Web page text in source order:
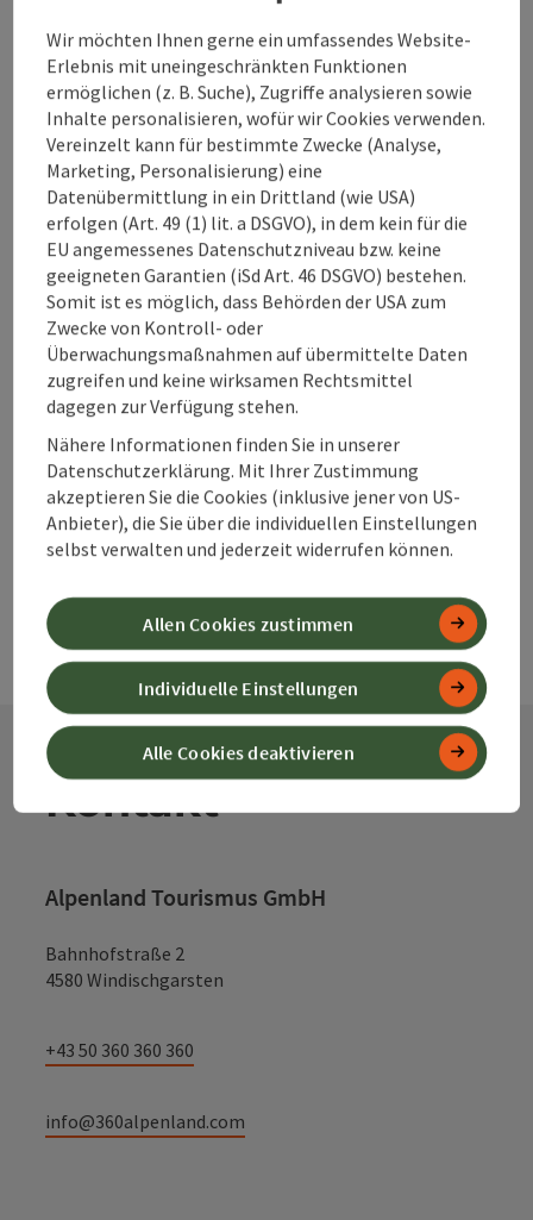
Eignung
Barrierefreiheit
Beitrag merken
zum Merkzettel
PDF erstellen
In der Nähe
powered byTOURDATA Änderung vorschlagen
Kontakt
Alpenland Tourismus GmbH
Bahnhofstraße 2
4580 Windischgarsten
+43 50 360 360 360
info@360alpenland.com
Wir möchten Ihnen gerne ein umfassendes Website-
Erlebnis mit uneingeschränkten Funktionen
ermöglichen (z. B. Suche), Zugriffe analysieren sowie
Inhalte personalisieren, wofür wir Cookies verwenden.
Vereinzelt kann für bestimmte Zwecke (Analyse,
Marketing, Personalisierung) eine
Datenübermittlung in ein Drittland (wie USA)
erfolgen (Art. 49 (1) lit. a DSGVO), in dem kein für die
EU angemessenes Datenschutzniveau bzw. keine
geeigneten Garantien (iSd Art. 46 DSGVO) bestehen.
Somit ist es möglich, dass Behörden der USA zum
Zwecke von Kontroll- oder
Überwachungsmaßnahmen auf übermittelte Daten
zugreifen und keine wirksamen Rechtsmittel
dagegen zur Verfügung stehen.
Nähere Informationen finden Sie in unserer
Datenschutzerklärung. Mit Ihrer Zustimmung
akzeptieren Sie die Cookies (inklusive jener von US-
Anbieter), die Sie über die individuellen Einstellungen
selbst verwalten und jederzeit widerrufen können.
Alle Cookies deaktivieren
Individuelle Einstellungen
Allen Cookies zustimmen